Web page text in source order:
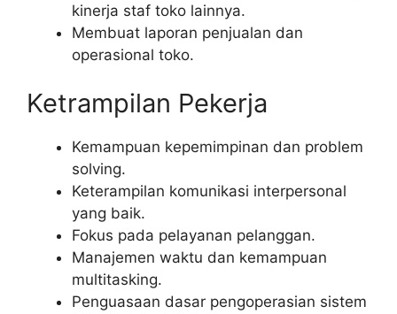
kinerja staf toko lainnya.
Membuat laporan penjualan dan
operasional toko.
Ketrampilan Pekerja
Kemampuan kepemimpinan dan problem
solving.
Keterampilan komunikasi interpersonal
yang baik.
Fokus pada pelayanan pelanggan.
Manajemen waktu dan kemampuan
multitasking.
Penguasaan dasar pengoperasian sistem